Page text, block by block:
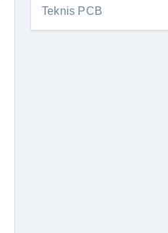
Teknis PCB